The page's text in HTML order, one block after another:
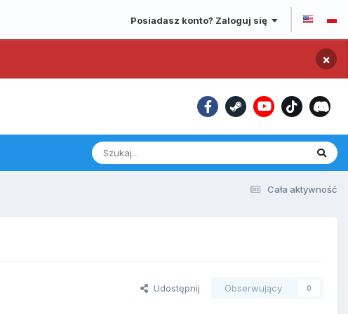
Posiadasz konto? Zaloguj się
×
Cała aktywność
Udostępnij Obserwujący 0